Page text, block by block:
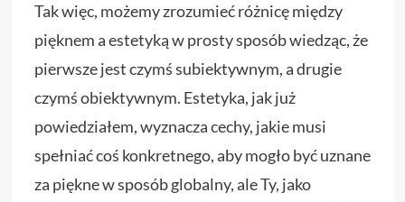
Tak więc, możemy zrozumieć różnicę między
pięknem a estetyką w prosty sposób wiedząc, że
pierwsze jest czymś subiektywnym, a drugie
czymś obiektywnym. Estetyka, jak już
powiedziałem, wyznacza cechy, jakie musi
spełniać coś konkretnego, aby mogło być uznane
za piękne w sposób globalny, ale Ty, jako